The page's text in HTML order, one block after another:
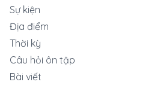
Sự kiện
Địa điểm
Thời kỳ
Câu hỏi ôn tập
Bài viết